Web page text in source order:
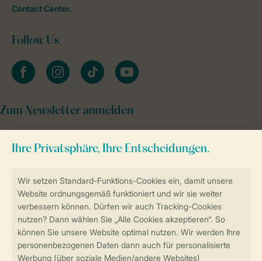
Sicher und schnell zur Online-Buchung
Sichere Datenübertragung
Sicheres Bezahlen
Contact Center.
Follow Us
facebookinstagramtiktok youtube
Zum Newsletter anmelden